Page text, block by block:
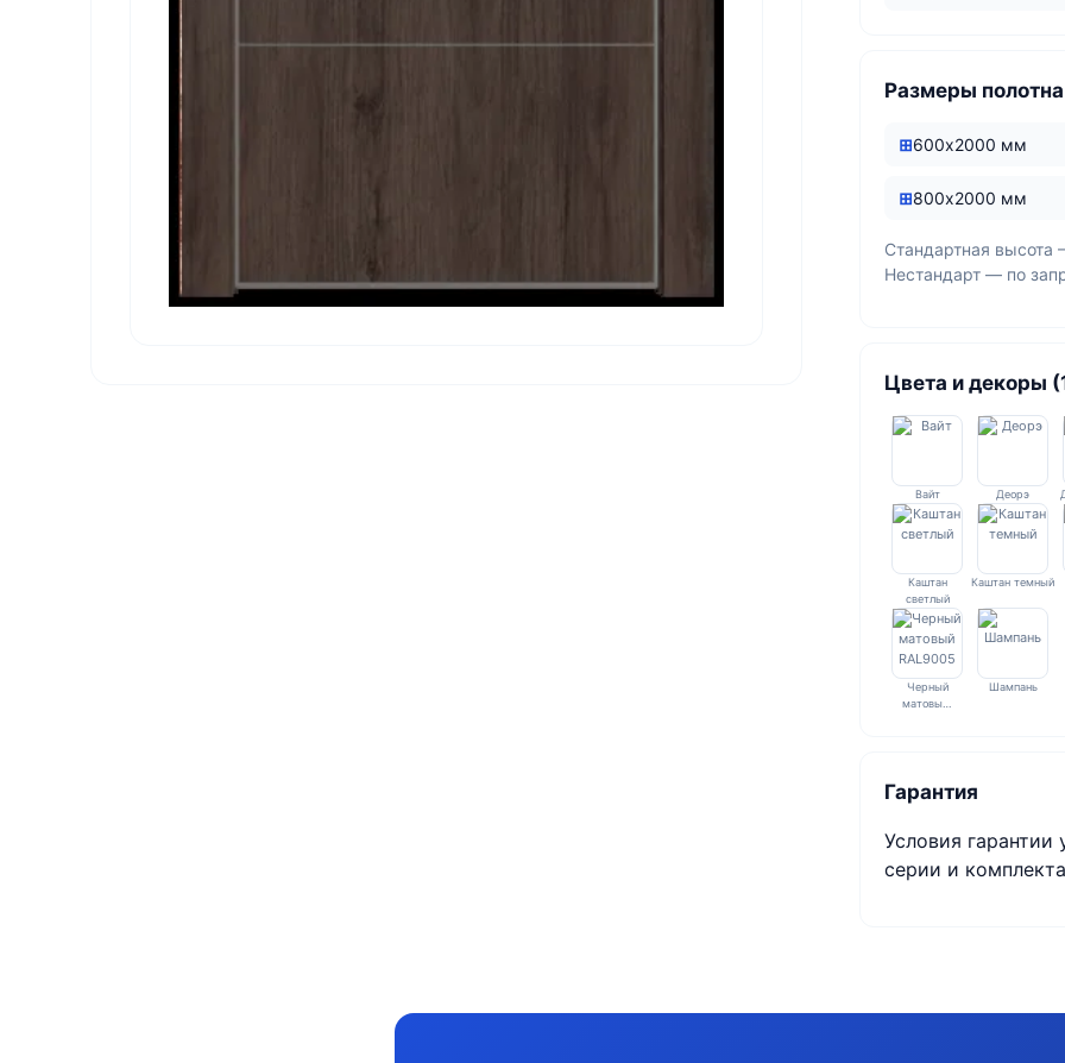
Размеры полотна
600х2000 мм
800х2000 мм
Стандартная
Нестандарт — по
Цвета и декоры
Вайт Деорэ
Каштан
светлый
Каштан темный
Черный
матовы…
Шампань
Гарантия
Условия гарантии
серии и